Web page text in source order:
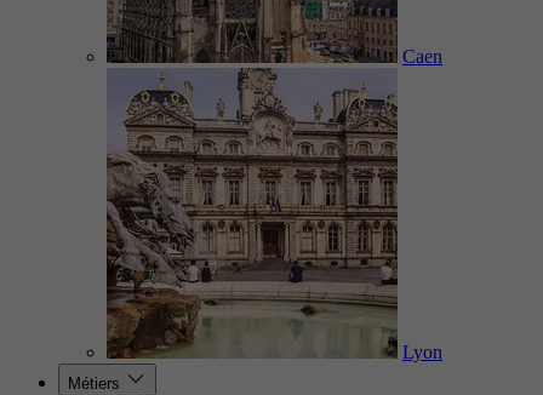
Caen
Lyon
Métiers